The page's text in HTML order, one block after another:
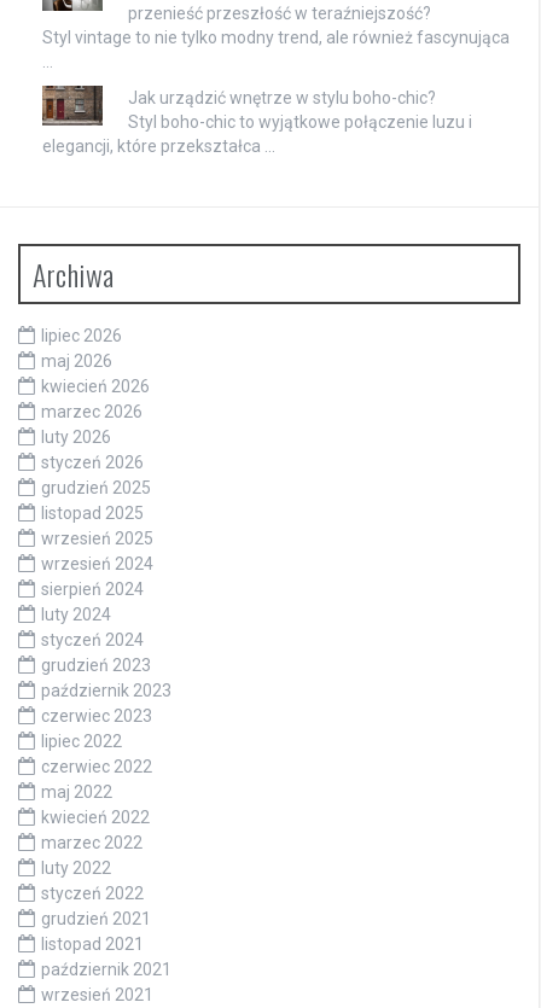
przenieść przeszłość w teraźniejszość?
Styl vintage to nie tylko modny trend, ale również fascynująca
Jak urządzić wnętrze w stylu boho-chic?
Styl boho-chic to wyjątkowe połączenie luzu i
elegancji, które przekształca …
Archiwa
lipiec 2026
maj 2026
kwiecień 2026
marzec 2026
luty 2026
styczeń 2026
grudzień 2025
listopad 2025
wrzesień 2025
wrzesień 2024
sierpień 2024
luty 2024
styczeń 2024
grudzień 2023
październik 2023
czerwiec 2023
lipiec 2022
czerwiec 2022
maj 2022
kwiecień 2022
marzec 2022
luty 2022
styczeń 2022
grudzień 2021
listopad 2021
październik 2021
wrzesień 2021